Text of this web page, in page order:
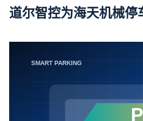
道尔智控为海天机械